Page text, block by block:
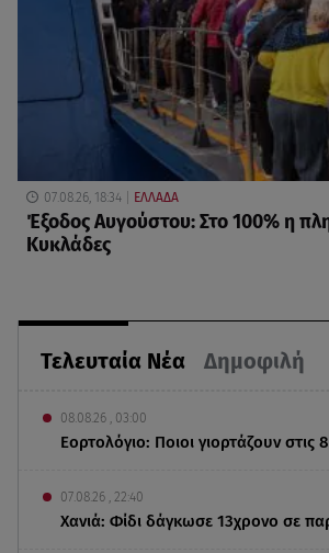
Τελευταία Νέα Δημοφιλή
08.08.26 , 03:00
Εορτολόγιο: Ποιοι γιορτάζουν στις
07.08.26 , 22:40
Χανιά: Φίδι δάγκωσε 13χρονο σε
07.08.26, 18:34 ΕΛΛΑΔΑ
Έξοδος Αυγούστου: Στο 100% η
Κυκλάδες